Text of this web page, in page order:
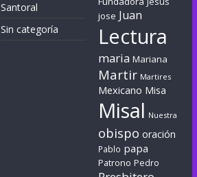
Santoral
Sin categoría
jose Juan
Lectura
maria Mariana
Martir Martires
Mexicano Misa
Misal Nuestra
obispo oración
Pablo papa
Patrono Pedro